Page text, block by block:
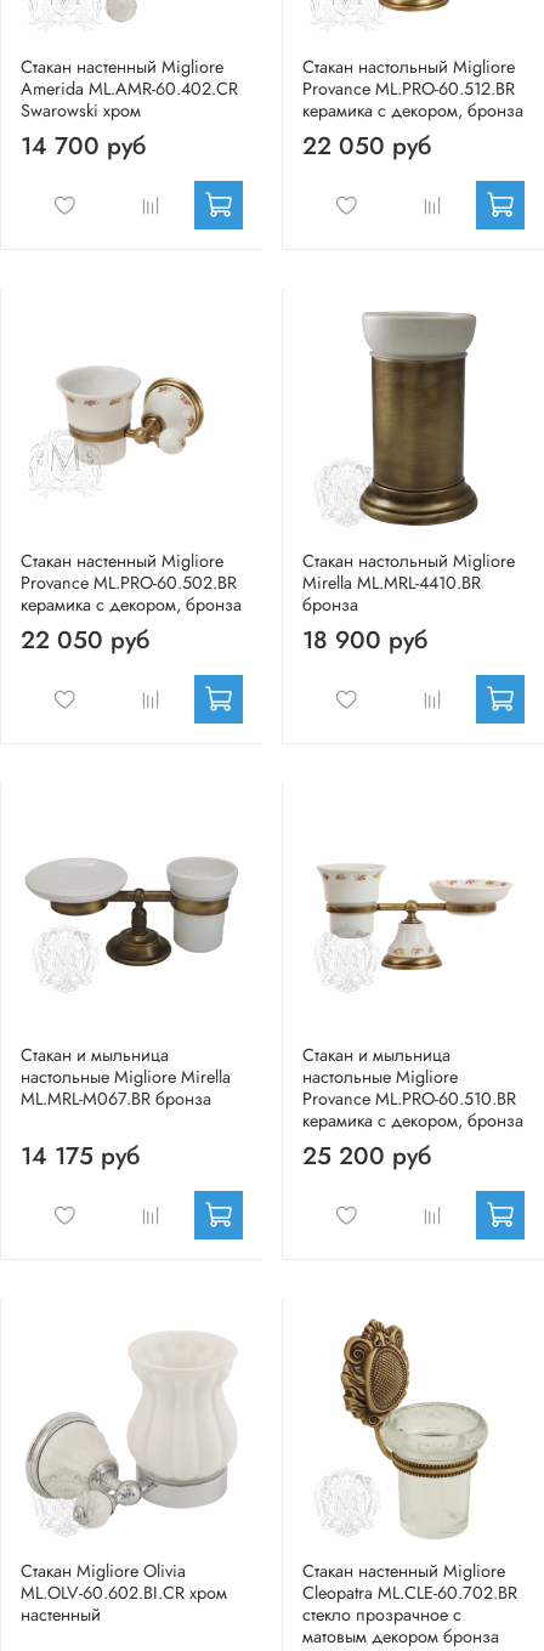
Стакан настенный Migliore
Amerida ML.AMR-60.402.CR
Swarowski хром
14 700 руб
Стакан настольный Migliore
Provance ML.PRO-60.512.BR
керамика с декором, бронза
22 050 руб
Стакан настенный Migliore
Provance ML.PRO-60.502.BR
керамика с декором, бронза
22 050 руб
Стакан настольный Migliore
Mirella ML.MRL-4410.BR
бронза
18 900 руб
Стакан и мыльница
настольные Migliore Mirella
ML.MRL-M067.ВR бронза
14 175 руб
Стакан и мыльница
настольные Migliore
Provance ML.PRO-60.510.BR
керамика с декором, бронза
25 200 руб
Стакан Migliore Olivia
ML.OLV-60.602.BI.CR хром
настенный
Стакан настенный Migliore
Cleopatra ML.CLE-60.702.BR
стекло прозрачное с
матовым декором бронза